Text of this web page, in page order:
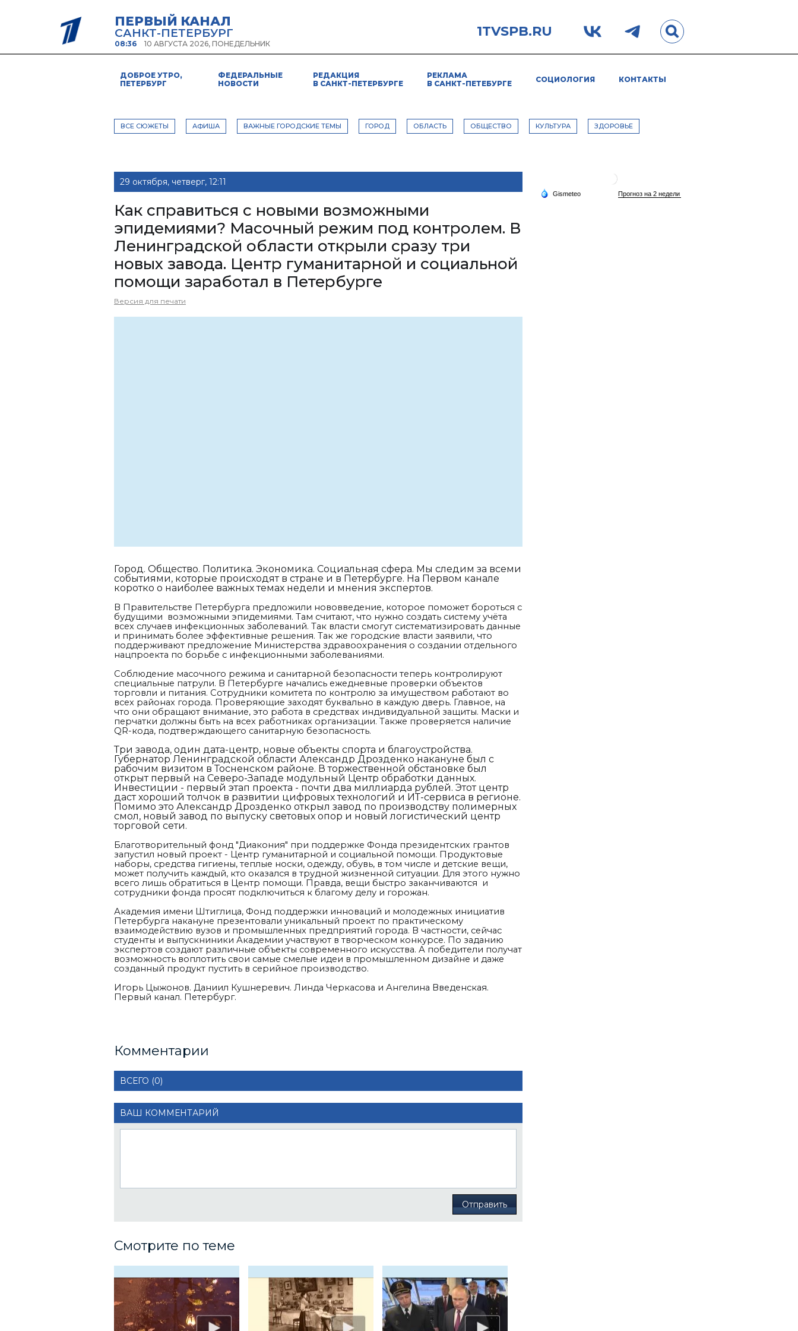
ПЕРВЫЙ КАНАЛ
САНКТ-ПЕТЕРБУРГ
08:36 10 АВГУСТА 2026, ПОНЕДЕЛЬНИК
1TVSPB.RU
ДОБРОЕ УТРО,
ПЕТЕРБУРГ
ФЕДЕРАЛЬНЫЕ
НОВОСТИ
РЕДАКЦИЯ
В САНКТ-ПЕТЕРБУРГЕ
РЕКЛАМА
В САНКТ-ПЕТЕБУРГЕ
СОЦИОЛОГИЯ КОНТАКТЫ
ВСЕ СЮЖЕТЫ АФИША ВАЖНЫЕ ГОРОДСКИЕ ТЕМЫ ГОРОД ОБЛАСТЬ ОБЩЕСТВО КУЛЬТУРА ЗДОРОВЬЕ
29 октября, четверг, 12:11
Как справиться с новыми возможными
эпидемиями? Масочный режим под контролем. В
Ленинградской области открыли сразу три
новых завода. Центр гуманитарной и социальной
помощи заработал в Петербурге
Версия для печати
Город. Общество. Политика. Экономика. Социальная сфера. Мы следим за всеми
событиями, которые происходят в стране и в Петербурге. На Первом канале
коротко о наиболее важных темах недели и мнения экспертов.
В Правительстве Петербурга предложили нововведение, которое поможет бороться с
будущими возможными эпидемиями. Там считают, что нужно создать систему учёта
всех случаев инфекционных заболеваний. Так власти смогут систематизировать данные
и принимать более эффективные решения. Так же городские власти заявили, что
поддерживают предложение Министерства здравоохранения о создании отдельного
нацпроекта по борьбе с инфекционными заболеваниями.
Соблюдение масочного режима и санитарной безопасности теперь контролируют
специальные патрули. В Петербурге начались ежедневные проверки объектов
торговли и питания. Сотрудники комитета по контролю за имуществом работают во
всех районах города. Проверяющие заходят буквально в каждую дверь. Главное, на
что они обращают внимание, это работа в средствах индивидуальной защиты. Маски и
перчатки должны быть на всех работниках организации. Также проверяется наличие
QR-кода, подтверждающего санитарную безопасность.
Три завода, один дата-центр, новые объекты спорта и благоустройства.
Губернатор Ленинградской области Александр Дрозденко накануне был с
рабочим визитом в Тосненском районе. В торжественной обстановке был
открыт первый на Северо-Западе модульный Центр обработки данных.
Инвестиции - первый этап проекта - почти два миллиарда рублей. Этот центр
даст хороший толчок в развитии цифровых технологий и ИТ-сервиса в регионе.
Помимо это Александр Дрозденко открыл завод по производству полимерных
смол, новый завод по выпуску световых опор и новый логистический центр
торговой сети.
Благотворительный фонд "Диакония" при поддержке Фонда президентских грантов
запустил новый проект - Центр гуманитарной и социальной помощи. Продуктовые
наборы, средства гигиены, теплые носки, одежду, обувь, в том числе и детские вещи,
может получить каждый, кто оказался в трудной жизненной ситуации. Для этого нужно
всего лишь обратиться в Центр помощи. Правда, вещи быстро заканчиваются и
сотрудники фонда просят подключиться к благому делу и горожан.
Академия имени Штиглица, Фонд поддержки инноваций и молодежных инициатив
Петербурга накануне презентовали уникальный проект по практическому
взаимодействию вузов и промышленных предприятий города. В частности, сейчас
студенты и выпускниники Академии участвуют в творческом конкурсе. По заданию
экспертов создают различные объекты современного искусства. А победители получат
возможность воплотить свои самые смелые идеи в промышленном дизайне и даже
созданный продукт пустить в серийное производство.
Игорь Цыжонов. Даниил Кушнеревич. Линда Черкасова и Ангелина Введенская.
Первый канал. Петербург.
Комментарии
ВСЕГО (0)
ВАШ КОММЕНТАРИЙ
Отправить
Смотрите по теме